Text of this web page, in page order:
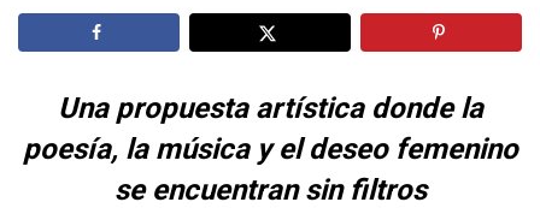
Una propuesta artística donde la
poesía, la música y el deseo femenino
se encuentran sin filtros